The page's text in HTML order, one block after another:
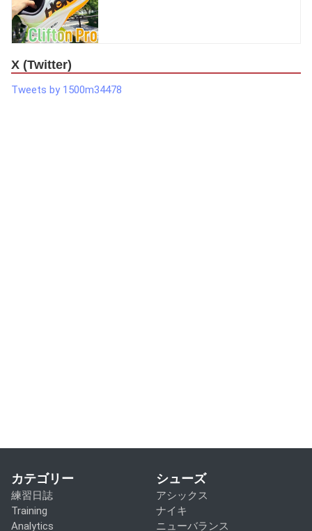
X (Twitter)
Tweets by 1500m34478
カテゴリー
練習日誌
Training
Analytics
シューズ
アシックス
ナイキ
ニューバランス